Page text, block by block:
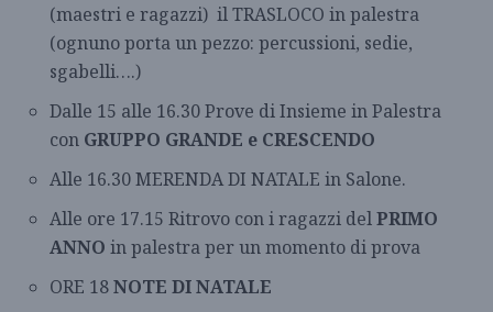
(maestri e ragazzi) il TRASLOCO in palestra
(ognuno porta un pezzo: percussioni, sedie,
sgabelli….)
Dalle 15 alle 16.30 Prove di Insieme in Palestra
con GRUPPO GRANDE e CRESCENDO
Alle 16.30 MERENDA DI NATALE in Salone.
Alle ore 17.15 Ritrovo con i ragazzi delPRIMO
ANNO in palestra per un momento di prova
ORE 18NOTE DI NATALE